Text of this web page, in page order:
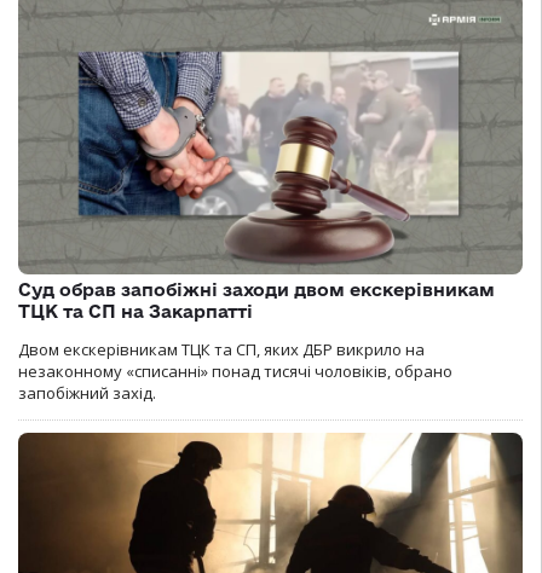
Суд обрав запобіжні заходи двом екскерівникам
ТЦК та СП на Закарпатті
Двом екскерівникам ТЦК та СП, яких ДБР викрило на
незаконному «списанні» понад тисячі чоловіків, обрано
запобіжний захід.